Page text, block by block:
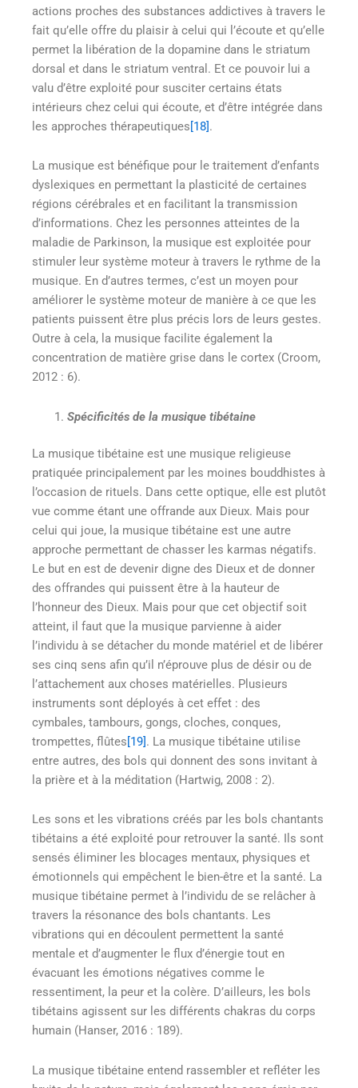
actions proches des substances addictives à travers le
fait qu’elle offre du plaisir à celui qui l’écoute et qu’elle
permet la libération de la dopamine dans le striatum
dorsal et dans le striatum ventral. Et ce pouvoir lui a
valu d’être exploité pour susciter certains états
intérieurs chez celui qui écoute, et d’être intégrée dans
les approches thérapeutiques[18].
La musique est bénéfique pour le traitement d’enfants
dyslexiques en permettant la plasticité de certaines
régions cérébrales et en facilitant la transmission
d’informations. Chez les personnes atteintes de la
maladie de Parkinson, la musique est exploitée pour
stimuler leur système moteur à travers le rythme de la
musique. En d’autres termes, c’est un moyen pour
améliorer le système moteur de manière à ce que les
patients puissent être plus précis lors de leurs gestes.
Outre à cela, la musique facilite également la
concentration de matière grise dans le cortex (Croom,
2012 : 6).
Spécificités de la musique tibétaine
La musique tibétaine est une musique religieuse
pratiquée principalement par les moines bouddhistes à
l’occasion de rituels. Dans cette optique, elle est plutôt
vue comme étant une offrande aux Dieux. Mais pour
celui qui joue, la musique tibétaine est une autre
approche permettant de chasser les karmas négatifs.
Le but en est de devenir digne des Dieux et de donner
des offrandes qui puissent être à la hauteur de
l’honneur des Dieux. Mais pour que cet objectif soit
atteint, il faut que la musique parvienne à aider
l’individu à se détacher du monde matériel et de libérer
ses cinq sens afin qu’il n’éprouve plus de désir ou de
l’attachement aux choses matérielles. Plusieurs
instruments sont déployés à cet effet : des
cymbales, tambours, gongs, cloches, conques,
trompettes, flûtes[19]. La musique tibétaine utilise
entre autres, des bols qui donnent des sons invitant à
la prière et à la méditation (Hartwig, 2008 : 2).
Les sons et les vibrations créés par les bols chantants
tibétains a été exploité pour retrouver la santé. Ils sont
sensés éliminer les blocages mentaux, physiques et
émotionnels qui empêchent le bien-être et la santé. La
musique tibétaine permet à l’individu de se relâcher à
travers la résonance des bols chantants. Les
vibrations qui en découlent permettent la santé
mentale et d’augmenter le flux d’énergie tout en
évacuant les émotions négatives comme le
ressentiment, la peur et la colère. D’ailleurs, les bols
tibétains agissent sur les différents chakras du corps
humain (Hanser, 2016 : 189).
La musique tibétaine entend rassembler et refléter les